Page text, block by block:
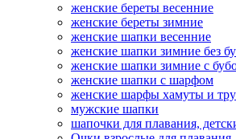
женские береты весенние
женские береты зимние
женские шапки весенние
женские шапки зимние без
женские шапки зимние с
женские шапки с шарфом
женские шарфы хамуты и
мужские шапки
шапочки для плавания,